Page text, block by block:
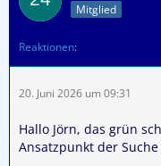
Mitglied
Reaktionen
20. Juni 2026 um 09:31
Hallo Jörn, das grün
Ansatzpunkt der